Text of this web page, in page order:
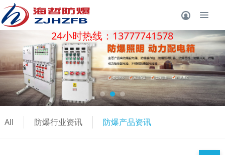
24小时热线：13777741578
All 防爆行业资讯 防爆产品资讯